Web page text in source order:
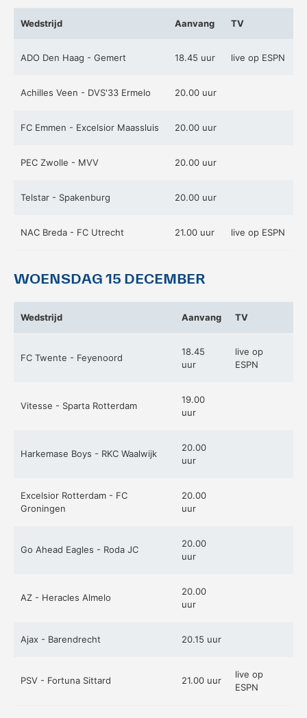
De online assistent voor alle
Voor de teams van morgen.
De officiële webshop van de
Het officiële verkoopkanaal
Eurojackpot KNVB Beker.
Futsal Euro 2022
voor het EK Futsal 2022.
Dugout
de KNVB
amateurvoetbal.
Wedstrijd Aanvang TV
ADO Den Haag - Gemert 18.45 uur live op ESPN
Achilles Veen - DVS'33 Ermelo 20.00 uur
FC Emmen - Excelsior Maassluis 20.00 uur
PEC Zwolle - MVV 20.00 uur
Telstar - Spakenburg 20.00 uur
NAC Breda - FC Utrecht 21.00 uur live op ESPN
WOENSDAG 15 DECEMBER
Wedstrijd Aanvang TV
FC Twente - Feyenoord
18.45
uur
live op
ESPN
Vitesse - Sparta Rotterdam
19.00
uur
Harkemase Boys - RKC Waalwijk
20.00
uur
Excelsior Rotterdam - FC
Groningen
20.00
uur
Go Ahead Eagles - Roda JC
20.00
uur
AZ - Heracles Almelo
20.00
uur
Ajax - Barendrecht 20.15 uur
PSV - Fortuna Sittard 21.00 uur
live op
ESPN